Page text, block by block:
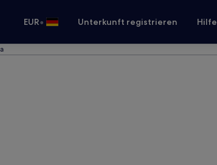
EUR• Unterkunft registrieren Hilfe